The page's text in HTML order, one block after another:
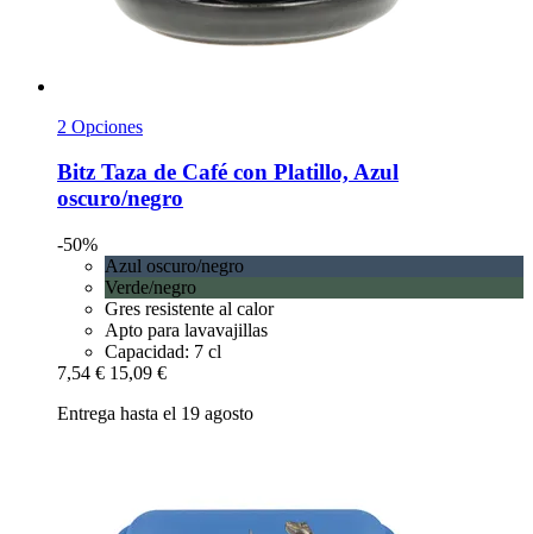
2 Opciones
Bitz Taza de Café con Platillo, Azul
oscuro/negro
-50%
Azul oscuro/negro
Verde/negro
Gres resistente al calor
Apto para lavavajillas
Capacidad: 7 cl
7,54 € 15,09 €
Entrega hasta el 19 agosto